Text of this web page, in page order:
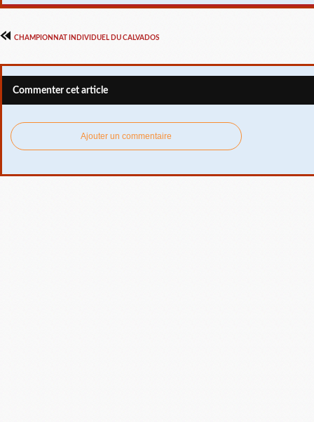
CHAMPIONNAT INDIVIDUEL DU CALVADOS
Commenter cet article
Ajouter un commentaire